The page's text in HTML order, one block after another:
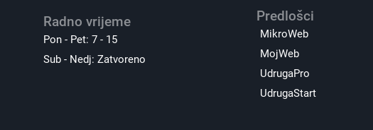
Radno vrijeme
Pon - Pet: 7 - 15
Sub - Nedj: Zatvoreno
Predlošci
MikroWeb
MojWeb
UdrugaPro
UdrugaStart